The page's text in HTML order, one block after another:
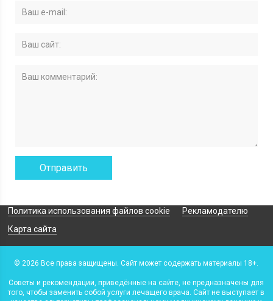
Политика использования файлов cookie
Рекламодателю
Карта сайта
© 2026 Все права защищены. Сайт может содержать материалы 18+.
Советы и рекомендации, приведённые на сайте, не предназначены для
того, чтобы заменить собой услуги лечащего врача. Сайт не выступает в